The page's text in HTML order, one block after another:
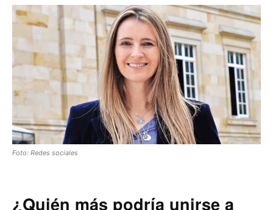
Foto: Redes sociales
¿Quién más podría unirse a